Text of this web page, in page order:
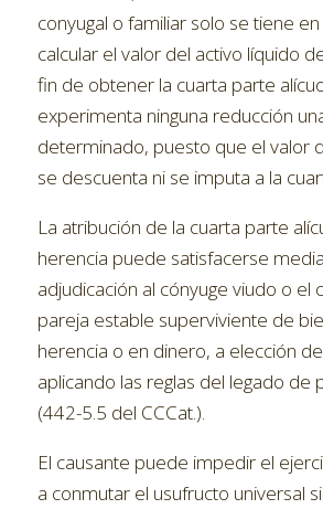
conyugal o familiar solo se tiene
calcular el valor del activo líquido
fin de obtener la cuarta parte
experimenta ninguna reducción
determinado, puesto que el valor
se descuenta ni se imputa a la
La atribución de la cuarta parte
herencia puede satisfacerse
adjudicación al cónyuge viudo o el
pareja estable superviviente de
herencia o en dinero, a elección
aplicando las reglas del legado de
(442-5.5 del CCCat.).
El causante puede impedir el
a conmutar el usufructo universal